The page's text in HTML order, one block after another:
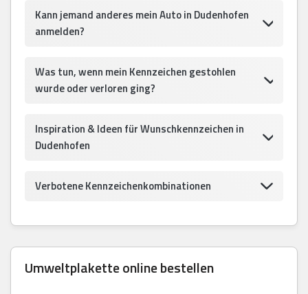
Kann jemand anderes mein Auto in Dudenhofen
anmelden?
Was tun, wenn mein Kennzeichen gestohlen
wurde oder verloren ging?
Inspiration & Ideen für Wunschkennzeichen in
Dudenhofen
Verbotene Kennzeichenkombinationen
Umweltplakette online bestellen